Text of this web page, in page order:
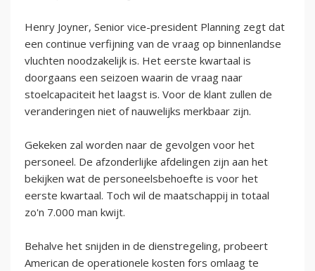
Henry Joyner, Senior vice-president Planning zegt dat
een continue verfijning van de vraag op binnenlandse
vluchten noodzakelijk is. Het eerste kwartaal is
doorgaans een seizoen waarin de vraag naar
stoelcapaciteit het laagst is. Voor de klant zullen de
veranderingen niet of nauwelijks merkbaar zijn.
Gekeken zal worden naar de gevolgen voor het
personeel. De afzonderlijke afdelingen zijn aan het
bekijken wat de personeelsbehoefte is voor het
eerste kwartaal. Toch wil de maatschappij in totaal
zo'n 7.000 man kwijt.
Behalve het snijden in de dienstregeling, probeert
American de operationele kosten fors omlaag te